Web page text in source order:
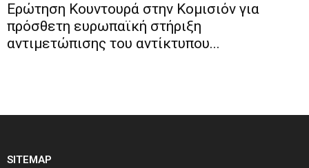
Ερώτηση Κουντουρά στην Κομισιόν για
πρόσθετη ευρωπαϊκή στήριξη
αντιμετώπισης του αντίκτυπου...
SITEMAP